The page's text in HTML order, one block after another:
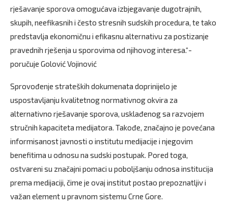
rješavanje sporova omogućava izbjegavanje dugotrajnih,
skupih, neefikasnih i često stresnih sudskih procedura, te tako
predstavlja ekonomičnu i efikasnu alternativu za postizanje
pravednih rješenja u sporovima od njihovog interesa.“-
poručuje Golović Vojinović
Sprovođenje strateških dokumenata doprinijelo je
uspostavljanju kvalitetnog normativnog okvira za
alternativno rješavanje sporova, usklađenog sa razvojem
stručnih kapaciteta medijatora. Takođe, značajno je povećana
informisanost javnosti o institutu medijacije i njegovim
benefitima u odnosu na sudski postupak. Pored toga,
ostvareni su značajni pomaci u poboljšanju odnosa institucija
prema medijaciji, čime je ovaj institut postao prepoznatljiv i
važan element u pravnom sistemu Crne Gore.